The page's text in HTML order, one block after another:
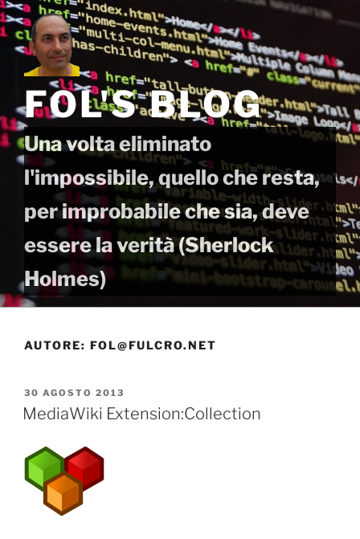
Salta
al
contenuto
FOL'S BLOG
Una volta eliminato
l'impossibile, quello che resta,
per improbabile che sia, deve
essere la verità (Sherlock
Holmes)
AUTORE: FOL@FULCRO.NET
PUBBLICATO
IL
30 AGOSTO 2013
MediaWiki Extension:Collection